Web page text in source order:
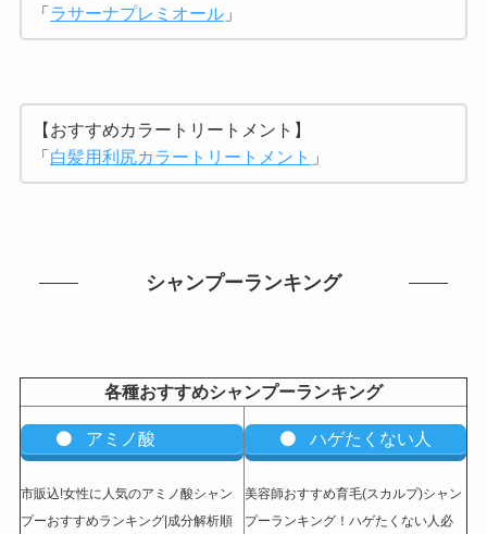
「 ラサーナプレミオール」
【おすすめカラートリートメント】
「白髪用利尻カラートリートメント 」
シャンプーランキング
各種おすすめシャンプーランキング
アミノ酸
市販込!女性に人気のアミノ酸シャン
プーおすすめランキング|成分解析順
ハゲたくない人
美容師おすすめ育毛(スカルプ)シャン
プーランキング！ハゲたくない人必